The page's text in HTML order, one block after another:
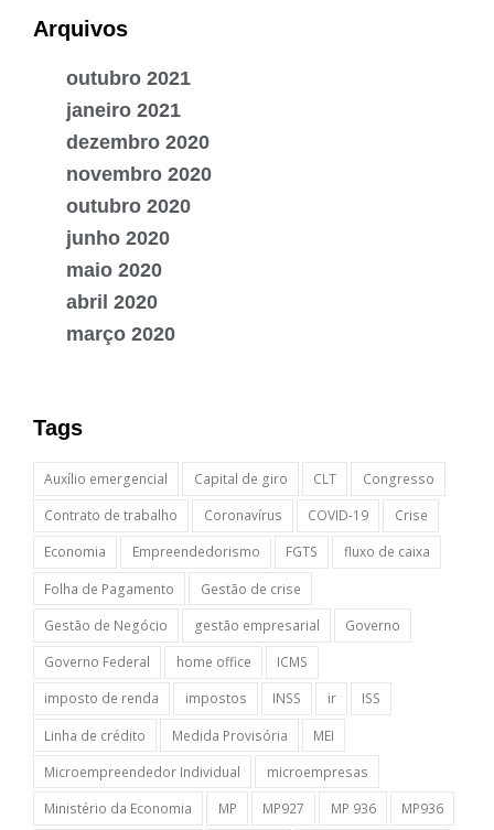
Arquivos
outubro 2021
janeiro 2021
dezembro 2020
novembro 2020
outubro 2020
junho 2020
maio 2020
abril 2020
março 2020
Tags
Auxílio emergencial Capital de giro CLT
Congresso
Contrato de trabalho
Coronavírus COVID-19
Crise
Economia
Empreendedorismo FGTS
fluxo de caixa
Folha de Pagamento
Gestão de crise
Gestão de Negócio
gestão empresarial
Governo
Governo Federal
home office
ICMS
imposto de renda
impostos INSS ir
ISS
Linha de crédito
Medida Provisória
MEI
Microempreendedor Individual
microempresas
Ministério da Economia
MP MP927 MP 936
MP936